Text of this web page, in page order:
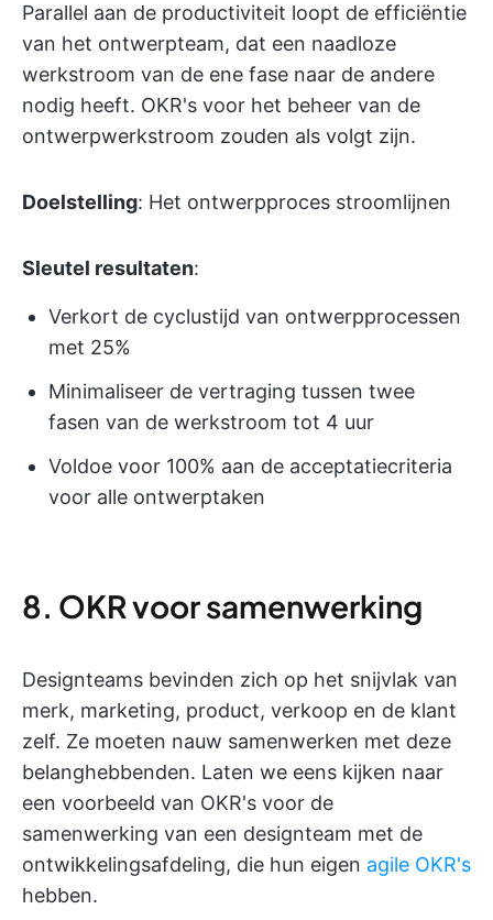
Parallel aan de productiviteit loopt de efficiëntie
van het ontwerpteam, dat een naadloze
werkstroom van de ene fase naar de andere
nodig heeft. OKR's voor het beheer van de
ontwerpwerkstroom zouden als volgt zijn.
Doelstelling: Het ontwerpproces stroomlijnen
Sleutel resultaten:
Verkort de cyclustijd van ontwerpprocessen
met 25%
Minimaliseer de vertraging tussen twee
fasen van de werkstroom tot 4 uur
Voldoe voor 100% aan de acceptatiecriteria
voor alle ontwerptaken
8. OKR voor samenwerking
Designteams bevinden zich op het snijvlak van
merk, marketing, product, verkoop en de klant
zelf. Ze moeten nauw samenwerken met deze
belanghebbenden. Laten we eens kijken naar
een voorbeeld van OKR's voor de
samenwerking van een designteam met de
ontwikkelingsafdeling, die hun eigen agile OKR's
hebben.